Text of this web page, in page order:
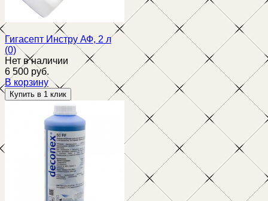
избранное сравнить
Гигасепт Инстру АФ, 2 л
(0)
Нет в наличии
6 500 руб.
В корзину